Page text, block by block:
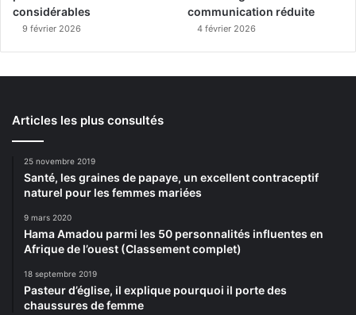
considérables
9 février 2026
communication réduite
4 février 2026
Articles les plus consultés
25 novembre 2019
Santé, les graines de papaye, un excellent contraceptif
naturel pour les femmes mariées
9 mars 2020
Hama Amadou parmi les 50 personnalités influentes en
Afrique de l’ouest (Classement complet)
18 septembre 2019
Pasteur d’église, il explique pourquoi il porte des
chaussures de femme